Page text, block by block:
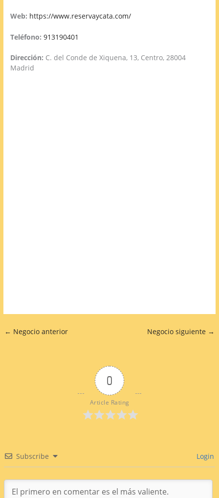
Web: https://www.reservaycata.com/
Teléfono:913190401
Dirección: C. del Conde de Xiquena, 13, Centro, 28004
Madrid
← Negocio anterior Negocio siguiente →
0
Article Rating
Subscribe Login